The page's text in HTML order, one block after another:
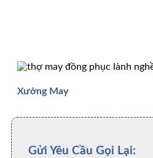
Xưởng May
Gửi Yêu Cầu Gọi Lại: